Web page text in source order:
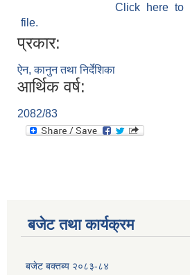
Click here to
file.
प्रकार:
ऐन, कानुन तथा निर्देशिका
आर्थिक वर्ष:
2082/83
बजेट तथा कार्यक्रम
बजेट बक्तब्य २०८३-८४